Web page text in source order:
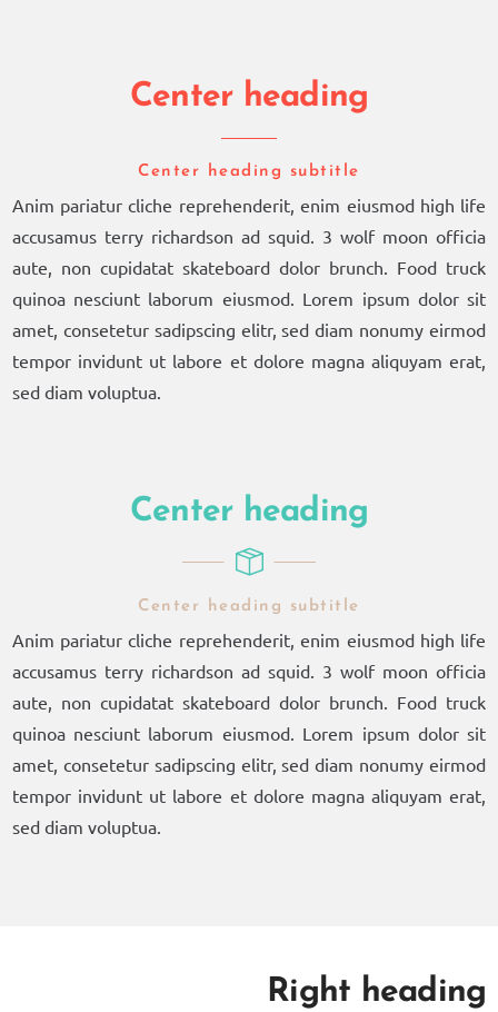
Center heading
Center heading subtitle
Anim pariatur cliche reprehenderit, enim eiusmod high life
accusamus terry richardson ad squid. 3 wolf moon officia
aute, non cupidatat skateboard dolor brunch. Food truck
quinoa nesciunt laborum eiusmod. Lorem ipsum dolor sit
amet, consetetur sadipscing elitr, sed diam nonumy eirmod
tempor invidunt ut labore et dolore magna aliquyam erat,
sed diam voluptua.
Center heading
Center heading subtitle
Anim pariatur cliche reprehenderit, enim eiusmod high life
accusamus terry richardson ad squid. 3 wolf moon officia
aute, non cupidatat skateboard dolor brunch. Food truck
quinoa nesciunt laborum eiusmod. Lorem ipsum dolor sit
amet, consetetur sadipscing elitr, sed diam nonumy eirmod
tempor invidunt ut labore et dolore magna aliquyam erat,
sed diam voluptua.
Right heading